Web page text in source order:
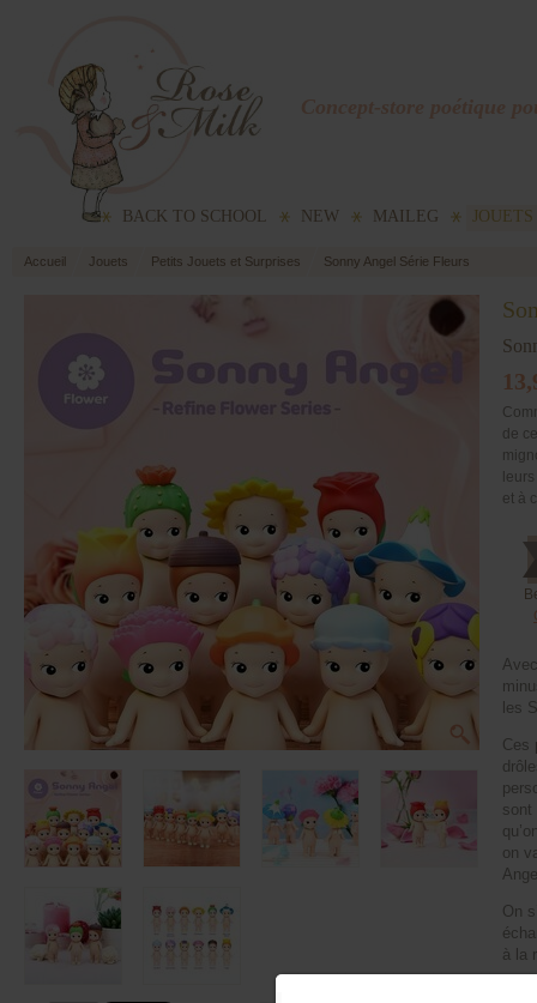
Concept-store poétique
BACK TO SCHOOL NEW MAILEG JOUETS
Accueil Jouets Petits Jouets et Surprises Sonny Angel Série Fleurs
de
et à
les
Ces
sont
on
On
à la